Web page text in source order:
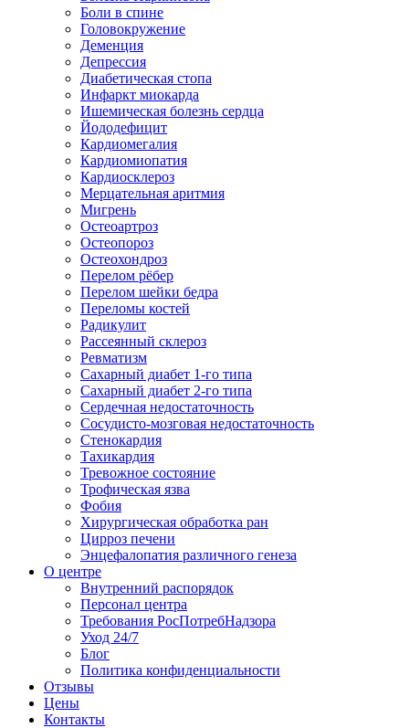
Боли в спине
Головокружение
Деменция
Депрессия
Диабетическая стопа
Инфаркт миокарда
Ишемическая болезнь сердца
Йододефицит
Кардиомегалия
Кардиомиопатия
Кардиосклероз
Мерцательная аритмия
Мигрень
Остеоартроз
Остеопороз
Остеохондроз
Перелом рёбер
Перелом шейки бедра
Переломы костей
Радикулит
Рассеянный склероз
Ревматизм
Сахарный диабет 1-го типа
Сахарный диабет 2-го типа
Сердечная недостаточность
Сосудисто-мозговая недостаточность
Стенокардия
Тахикардия
Тревожное состояние
Трофическая язва
Фобия
Хирургическая обработка ран
Цирроз печени
Энцефалопатия различного генеза
О центре
Внутренний распорядок
Персонал центра
Требования РосПотребНадзора
Уход 24/7
Блог
Политика конфиденциальности
Отзывы
Цены
Контакты